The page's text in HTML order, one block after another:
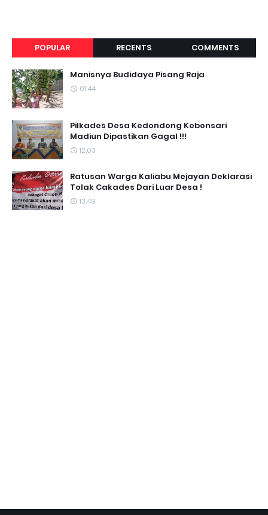
POPULAR RECENTS COMMENTS
Manisnya Budidaya Pisang Raja
01.44
Pilkades Desa Kedondong Kebonsari
Madiun Dipastikan Gagal !!!
12.03
Ratusan Warga Kaliabu Mejayan Deklarasi
Tolak Cakades Dari Luar Desa !
13.49